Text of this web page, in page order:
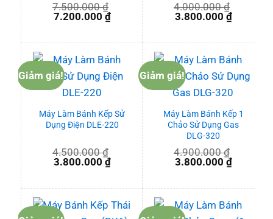
7.500.000₫
Giá
7.500.000 ₫.
7.200.000 ₫Giá
hiện
là:
7.200.000 ₫.
4.000.000₫
Giá
4.000.000 ₫.
3.800.000 ₫Giá
hiện
là:
Giảm giá!
Máy Làm Bánh Kếp Sử
Dụng Điện DLE-220
4.500.000₫
Giá
4.500.000 ₫.
3.800.000 ₫Giá
hiện
là:
3.800.000 ₫.
Giảm giá!
Máy Làm Bánh Kếp 1
Chảo Sử Dụng Gas
DLG-320
4.900.000₫
Giá
4.900.000 ₫.
3.800.000 ₫Giá
hiện
là: